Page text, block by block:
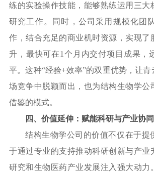
练的实验操作技能，能够熟练运用三大
研究工作。同时，公司采用规模化团
作，结合充足的商业机时资源，实现了
升，最快可在1个月内交付项目成果，
平。这种“经验+效率”的双重优势，让
场竞争中脱颖而出，也为结构生物学公
借鉴的模式。
四、价值延伸：赋能科研与产业协
结构生物学公司的价值不仅在于提
于通过专业的支持推动科研创新与产业
研究和生物医药产业发展注入强大动力